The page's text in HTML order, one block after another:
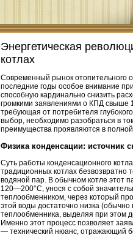
Энергетическая
котлах
Современный рынок отопительного
последние годы особое внимание
способную кардинально снизить
громкими заявлениями о КПД свыше
требующая от потребителя
выбор, необходимо разобраться в
преимущества проявляются в
Физика конденсации: источник
Суть работы конденсационного
традиционных котлах безвозвратно
водяной пар. В обычном котле этот
120—200°C, унося с собой
теплообменником, через который
этой воды достаточно низка
теплообменника, выделяя при этом
Именно этот процесс позволяет
— технический нюанс, отражающий